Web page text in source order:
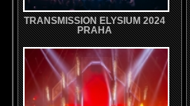
TRANSMISSION ELYSIUM 2024
PRAHA